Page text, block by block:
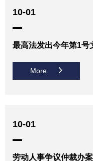
10-01
最高法发出今年第1号
More
10-01
劳动人事争议仲裁办